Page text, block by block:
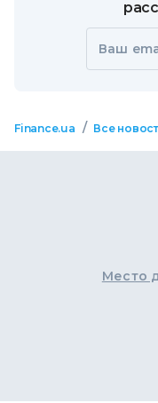
Ваш
Finance.ua / Все
Место